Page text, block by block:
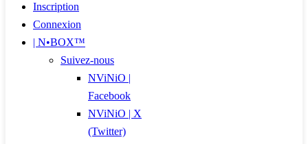
Inscription
Connexion
| N•BOX™
Suivez-nous
NViNiO |
Facebook
NViNiO | X
(Twitter)